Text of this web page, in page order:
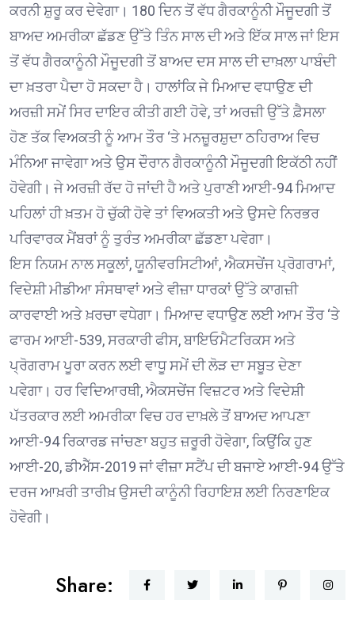
ਕਰਨੀ ਸ਼ੁਰੂ ਕਰ ਦੇਵੇਗਾ। 180 ਦਿਨ ਤੋਂ ਵੱਧ ਗੈਰਕਾਨੂੰਨੀ ਮੌਜੂਦਗੀ ਤੋਂ
ਬਾਅਦ ਅਮਰੀਕਾ ਛੱਡਣ ਉੱਤੇ ਤਿੰਨ ਸਾਲ ਦੀ ਅਤੇ ਇੱਕ ਸਾਲ ਜਾਂ ਇਸ
ਤੋਂ ਵੱਧ ਗੈਰਕਾਨੂੰਨੀ ਮੌਜੂਦਗੀ ਤੋਂ ਬਾਅਦ ਦਸ ਸਾਲ ਦੀ ਦਾਖ਼ਲਾ ਪਾਬੰਦੀ
ਦਾ ਖ਼ਤਰਾ ਪੈਦਾ ਹੋ ਸਕਦਾ ਹੈ। ਹਾਲਾਂਕਿ ਜੇ ਮਿਆਦ ਵਧਾਉਣ ਦੀ
ਅਰਜ਼ੀ ਸਮੇਂ ਸਿਰ ਦਾਇਰ ਕੀਤੀ ਗਈ ਹੋਵੇ, ਤਾਂ ਅਰਜ਼ੀ ਉੱਤੇ ਫ਼ੈਸਲਾ
ਹੋਣ ਤੱਕ ਵਿਅਕਤੀ ਨੂੰ ਆਮ ਤੌਰ ‘ਤੇ ਮਨਜ਼ੂਰਸ਼ੁਦਾ ਠਹਿਰਾਅ ਵਿਚ
ਮੰਨਿਆ ਜਾਵੇਗਾ ਅਤੇ ਉਸ ਦੌਰਾਨ ਗੈਰਕਾਨੂੰਨੀ ਮੌਜੂਦਗੀ ਇਕੱਠੀ ਨਹੀਂ
ਹੋਵੇਗੀ। ਜੇ ਅਰਜ਼ੀ ਰੱਦ ਹੋ ਜਾਂਦੀ ਹੈ ਅਤੇ ਪੁਰਾਣੀ ਆਈ-94 ਮਿਆਦ
ਪਹਿਲਾਂ ਹੀ ਖ਼ਤਮ ਹੋ ਚੁੱਕੀ ਹੋਵੇ ਤਾਂ ਵਿਅਕਤੀ ਅਤੇ ਉਸਦੇ ਨਿਰਭਰ
ਪਰਿਵਾਰਕ ਮੈਂਬਰਾਂ ਨੂੰ ਤੁਰੰਤ ਅਮਰੀਕਾ ਛੱਡਣਾ ਪਵੇਗਾ।
ਇਸ ਨਿਯਮ ਨਾਲ ਸਕੂਲਾਂ, ਯੂਨੀਵਰਸਿਟੀਆਂ, ਐਕਸਚੇਂਜ ਪ੍ਰੋਗਰਾਮਾਂ,
ਵਿਦੇਸ਼ੀ ਮੀਡੀਆ ਸੰਸਥਾਵਾਂ ਅਤੇ ਵੀਜ਼ਾ ਧਾਰਕਾਂ ਉੱਤੇ ਕਾਗਜ਼ੀ
ਕਾਰਵਾਈ ਅਤੇ ਖ਼ਰਚਾ ਵਧੇਗਾ। ਮਿਆਦ ਵਧਾਉਣ ਲਈ ਆਮ ਤੌਰ ‘ਤੇ
ਫਾਰਮ ਆਈ-539, ਸਰਕਾਰੀ ਫੀਸ, ਬਾਇਓਮੈਟਰਿਕਸ ਅਤੇ
ਪ੍ਰੋਗਰਾਮ ਪੂਰਾ ਕਰਨ ਲਈ ਵਾਧੂ ਸਮੇਂ ਦੀ ਲੋੜ ਦਾ ਸਬੂਤ ਦੇਣਾ
ਪਵੇਗਾ। ਹਰ ਵਿਦਿਆਰਥੀ, ਐਕਸਚੇਂਜ ਵਿਜ਼ਟਰ ਅਤੇ ਵਿਦੇਸ਼ੀ
ਪੱਤਰਕਾਰ ਲਈ ਅਮਰੀਕਾ ਵਿਚ ਹਰ ਦਾਖ਼ਲੇ ਤੋਂ ਬਾਅਦ ਆਪਣਾ
ਆਈ-94 ਰਿਕਾਰਡ ਜਾਂਚਣਾ ਬਹੁਤ ਜ਼ਰੂਰੀ ਹੋਵੇਗਾ, ਕਿਉਂਕਿ ਹੁਣ
ਆਈ-20, ਡੀਐੱਸ-2019 ਜਾਂ ਵੀਜ਼ਾ ਸਟੈਂਪ ਦੀ ਬਜਾਏ ਆਈ-94 ਉੱਤੇ
ਦਰਜ ਆਖ਼ਰੀ ਤਾਰੀਖ਼ ਉਸਦੀ ਕਾਨੂੰਨੀ ਰਿਹਾਇਸ਼ ਲਈ ਨਿਰਣਾਇਕ
ਹੋਵੇਗੀ।
Share: